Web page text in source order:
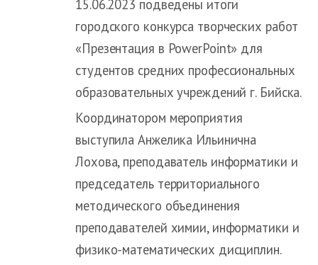
15.06.2023 подведены итоги
городского конкурса творческих работ
«Презентация в PowerPoint» для
студентов средних профессиональных
образовательных учреждений г. Бийска.
Координатором мероприятия
выступила Анжелика Ильинична
Лохова, преподаватель информатики и
председатель территориального
методического объединения
преподавателей химии, информатики и
физико-математических дисциплин.